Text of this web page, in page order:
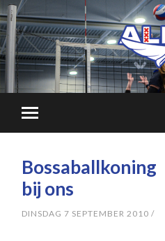
bij ons
DINSDAG 7 SEPTEMBER 2010 /